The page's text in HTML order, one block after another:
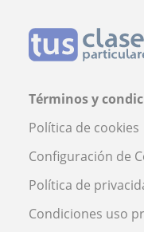
Términos y
Política de cookies
Configuración de
Política de
Condiciones uso